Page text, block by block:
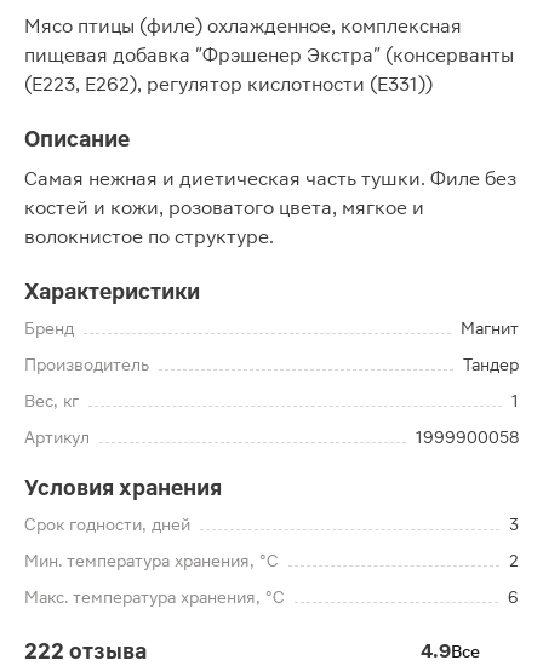
Мясо птицы (филе) охлажденное, комплексная
пищевая добавка "Фрэшенер Экстра" (консерванты
(Е223, Е262), регулятор кислотности (Е331))
Описание
Самая нежная и диетическая часть тушки. Филе без
костей и кожи, розоватого цвета, мягкое и
волокнистое по структуре.
Характеристики
Бренд
Магнит
Производитель
Тандер
Вес, кг
1
Артикул
1999900058
Условия хранения
Срок годности, дней
3
Мин. температура хранения, °C
2
Макс. температура хранения, °C
6
222 отзыва 4.9Все